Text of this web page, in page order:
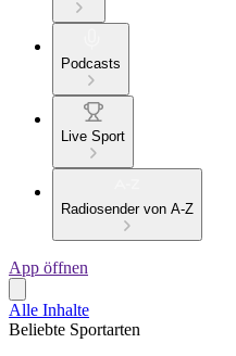
Podcasts
Live Sport
Radiosender von A-Z
App öffnen
Alle Inhalte
Beliebte Sportarten